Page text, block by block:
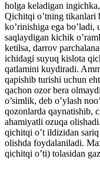
holga keladigan
Qichitqi o’tning tikanlari
ko’rinishiga ega bo’ladi,
saqlaydigan kichik
ketilsa, darrov
ichidagi suyuq kislota
qatlamini kuydiradi.
qapishib turishi uchun
qachon ozor bera
o’simlik, deb o’ylash
qozonlarda qaynatishib,
ahamiyatli ozuqa
qichitqi o’t ildizidan
olishda foydalaniladi.
qichitqi o’ti) tolasidan